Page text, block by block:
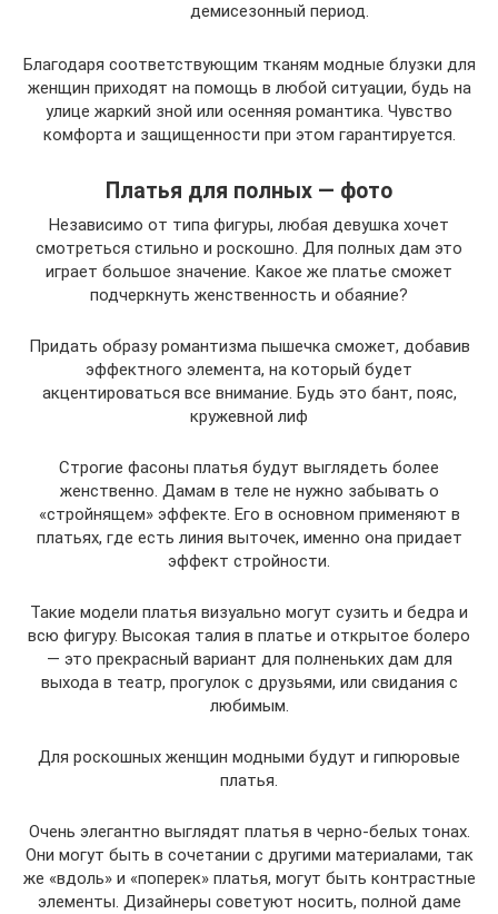
демисезонный период.
Благодаря соответствующим тканям модные блузки для
женщин приходят на помощь в любой ситуации, будь на
улице жаркий зной или осенняя романтика. Чувство
комфорта и защищенности при этом гарантируется.
Платья для полных — фото
Независимо от типа фигуры, любая девушка хочет
смотреться стильно и роскошно. Для полных дам это
играет большое значение. Какое же платье сможет
подчеркнуть женственность и обаяние?
Придать образу романтизма пышечка сможет, добавив
эффектного элемента, на который будет
акцентироваться все внимание. Будь это бант, пояс,
кружевной лиф
Строгие фасоны платья будут выглядеть более
женственно. Дамам в теле не нужно забывать о
«стройнящем» эффекте. Его в основном применяют в
платьях, где есть линия выточек, именно она придает
эффект стройности.
Такие модели платья визуально могут сузить и бедра и
всю фигуру. Высокая талия в платье и открытое болеро
— это прекрасный вариант для полненьких дам для
выхода в театр, прогулок с друзьями, или свидания с
любимым.
Для роскошных женщин модными будут и гипюровые
платья.
Очень элегантно выглядят платья в черно-белых тонах.
Они могут быть в сочетании с другими материалами, так
же «вдоль» и «поперек» платья, могут быть контрастные
элементы. Дизайнеры советуют носить, полной даме